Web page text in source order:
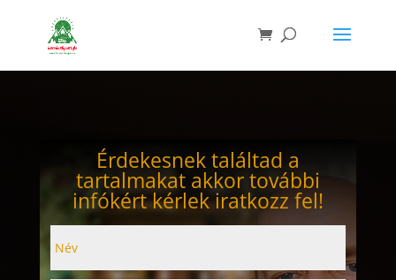
Érdekesnek találtad a
tartalmakat akkor további
infókért kérlek iratkozz fel!